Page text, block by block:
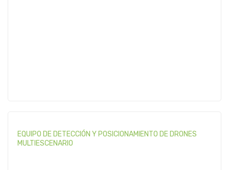
EQUIPO DE DETECCIÓN Y POSICIONAMIENTO DE DRONES
MULTIESCENARIO